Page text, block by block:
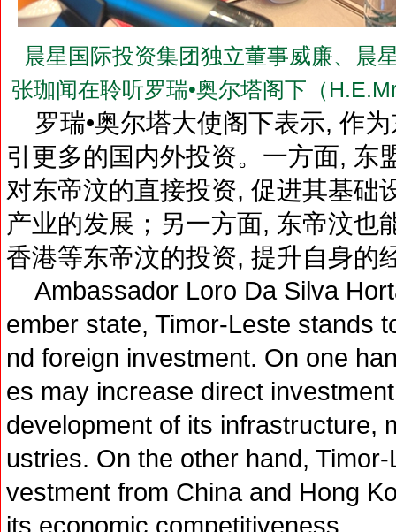
晨星国际投资集团独立董事威廉、晨
张珈闻在聆听罗瑞•奥尔塔阁下（
罗瑞•奥尔塔大使阁下表示, 作
引更多的国内外投资。一方面, 东
对东帝汶的直接投资, 促进其基础
产业的发展；另一方面, 东帝汶也
香港等东帝汶的投资, 提升自身的
Ambassador Loro Da Silva
ember state, Timor-Leste stands
nd foreign investment. On one
es may increase direct
development of its infrastructure,
ustries. On the other hand,
vestment from China and Hong
its economic competitiveness.